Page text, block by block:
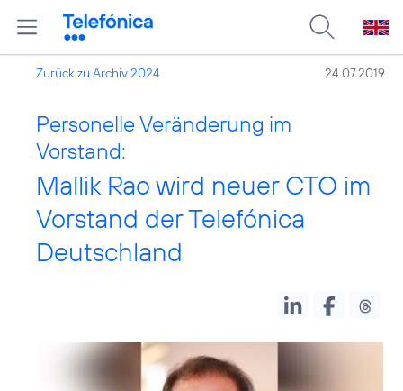
Zurück zu Archiv 2024 24.07.2019
Personelle Veränderung im
Vorstand:
Mallik Rao wird neuer CTO im
Vorstand der Telefónica
Deutschland